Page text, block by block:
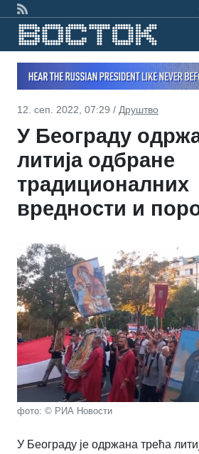
12. сеп. 2022, 07:29 / Друштво
У Београду
литија одбране
традиционалних
вредности и
фото: © РИА Новости
У Београду је одржана трећа